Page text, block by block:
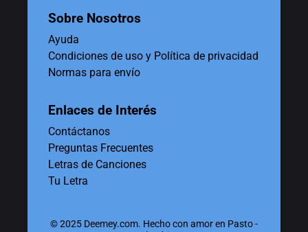
Sobre Nosotros
Ayuda
Condiciones de uso y Política de privacidad
Normas para envío
Enlaces de Interés
Contáctanos
Preguntas Frecuentes
Letras de Canciones
Tu Letra
© 2025 Deemey.com. Hecho con amor en Pasto -